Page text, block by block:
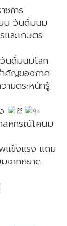
ชการ
ยน วันดื่มนม
ละเกษตร
นดื่มนมโลก
คัญของภาค
ามตระหนักรู้
ง
สหกรณ์โคนม
แข็งแรง แถม
จากหยาด